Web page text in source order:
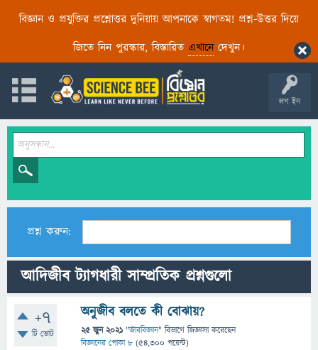
বিজ্ঞান ও প্রযুক্তির প্রশ্নোত্তর দুনিয়ায় আপনাকে স্বাগতম! প্রশ্ন-উত্তর দিয়ে
জিতে নিন পুরস্কার, বিস্তারিত এখানেদেখুন।
লগ ইন
প্রশ্ন করুন:
আদিজীব ট্যাগধারী সাম্প্রতিক প্রশ্নগুলো
+7
টি ভোট
অনুজীব বলতে কী বোঝায়?
25 জুন 2021 "জীববিজ্ঞান" বিভাগে জিজ্ঞাসাকরেছেন
বিজ্ঞানের পোকা ৮ (54,300 পয়েন্ট)